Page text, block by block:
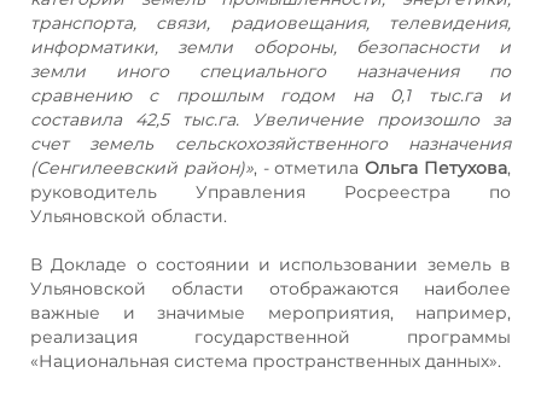
транспорта, связи, радиовещания, телевидения,
информатики, земли обороны, безопасности и
земли иного специального назначения по
сравнению с прошлым годом на 0,1 тыс.га и
составила 42,5 тыс.га. Увеличение произошло за
счет земель сельскохозяйственного назначения
(Сенгилеевский район)», - отметилаОльга Петухова,
руководитель Управления Росреестра по
Ульяновской области.
В Докладе о состоянии и использовании земель в
Ульяновской области отображаются наиболее
важные и значимые мероприятия, например,
реализация государственной программы
«Национальная система пространственных данных».